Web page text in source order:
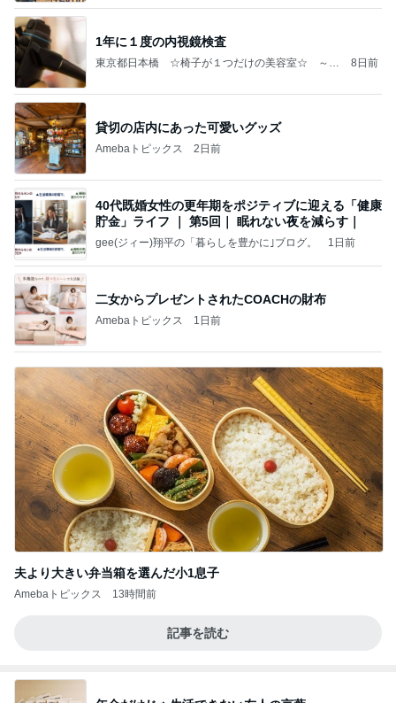
1年に１度の内視鏡検査
東京都日本橋 ☆椅子が１つだけの美容室☆ ～A
8日前
貸切の店内にあった可愛いグッズ
Amebaトピックス 2日前
40代既婚女性の更年期をポジティブに迎える「健康
貯金」ライフ ｜ 第5回｜ 眠れない夜を減らす｜
gee(ジィー)翔平の「暮らしを豊かに｣ブログ。 1日前
二女からプレゼントされたCOACHの財布
Amebaトピックス 1日前
夫より大きい弁当箱を選んだ小1息子
Amebaトピックス 13時間前
記事を読む